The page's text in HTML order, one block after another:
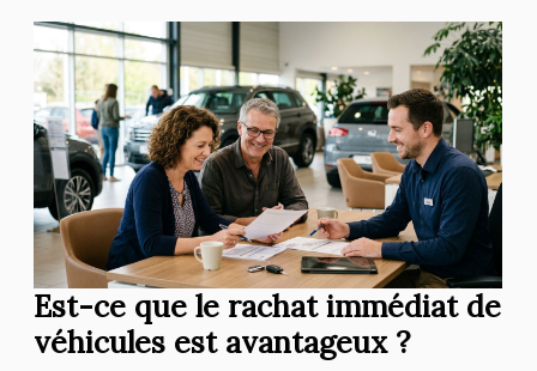
Est-ce que le rachat immédiat de
véhicules est avantageux ?